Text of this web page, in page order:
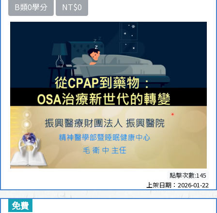
B類0學分 NT$0
點擊次數:145
上架日期：2026-01-22
免費